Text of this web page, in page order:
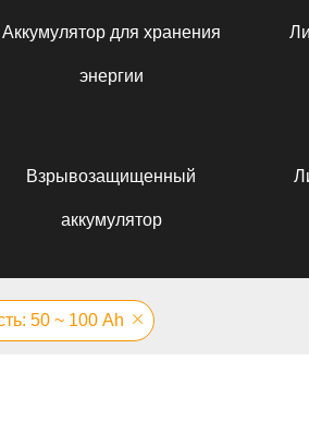
Аккумулятор для хранения
энергии
Взрывозащищенный
аккумулятор
50 ~ 100 Аh